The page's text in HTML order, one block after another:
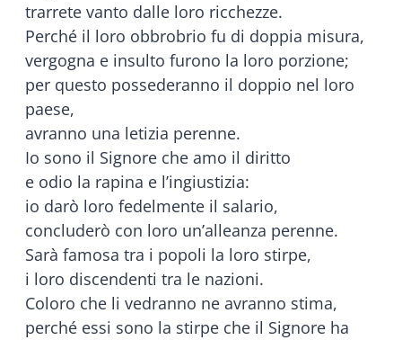
trarrete vanto dalle loro ricchezze.
Perché il loro obbrobrio fu di doppia misura,
vergogna e insulto furono la loro porzione;
per questo possederanno il doppio nel loro
paese,
avranno una letizia perenne.
Io sono il Signore che amo il diritto
e odio la rapina e l’ingiustizia:
io darò loro fedelmente il salario,
concluderò con loro un’alleanza perenne.
Sarà famosa tra i popoli la loro stirpe,
i loro discendenti tra le nazioni.
Coloro che li vedranno ne avranno stima,
perché essi sono la stirpe che il Signore ha